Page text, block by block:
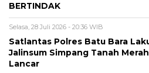
BERTINDAK
Selasa, 28 Juli 2026 - 20:36 WIB
Satlantas Polres Batu Bara
Jalinsum Simpang Tanah
Lancar